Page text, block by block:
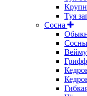
Туя
Сосна